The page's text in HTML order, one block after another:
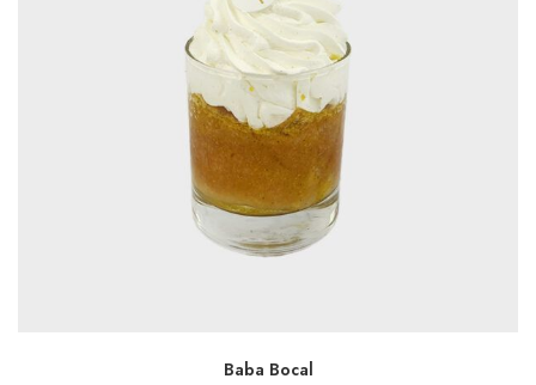
Baba Bocal